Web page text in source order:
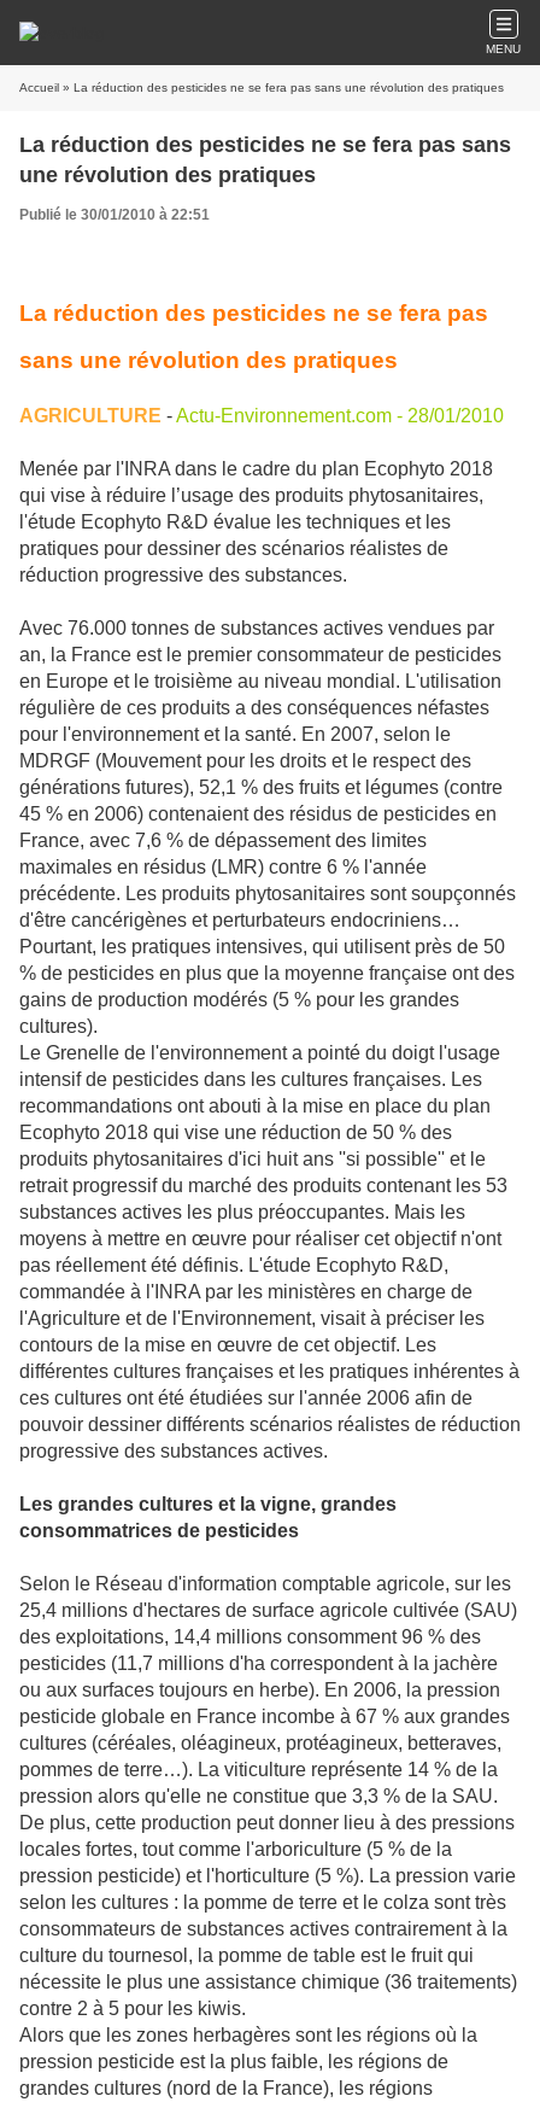
MENU
Accueil » La réduction des pesticides ne se fera pas sans une révolution des pratiques
La réduction des pesticides ne se fera pas sans
une révolution des pratiques
Publié le 30/01/2010 à 22:51
La réduction des pesticides ne se fera pas
sans une révolution des pratiques
AGRICULTURE -Actu-Environnement.com - 28/01/2010
Menée par l'INRA dans le cadre du plan Ecophyto 2018
qui vise à réduire l’usage des produits phytosanitaires,
l'étude Ecophyto R&D évalue les techniques et les
pratiques pour dessiner des scénarios réalistes de
réduction progressive des substances.
Avec 76.000 tonnes de substances actives vendues par
an, la France est le premier consommateur de pesticides
en Europe et le troisième au niveau mondial. L'utilisation
régulière de ces produits a des conséquences néfastes
pour l'environnement et la santé. En 2007, selon le
MDRGF (Mouvement pour les droits et le respect des
générations futures), 52,1 % des fruits et légumes (contre
45 % en 2006) contenaient des résidus de pesticides en
France, avec 7,6 % de dépassement des limites
maximales en résidus (LMR) contre 6 % l'année
précédente. Les produits phytosanitaires sont soupçonnés
d'être cancérigènes et perturbateurs endocriniens…
Pourtant, les pratiques intensives, qui utilisent près de 50
% de pesticides en plus que la moyenne française ont des
gains de production modérés (5 % pour les grandes
cultures).
Le Grenelle de l'environnement a pointé du doigt l'usage
intensif de pesticides dans les cultures françaises. Les
recommandations ont abouti à la mise en place du plan
Ecophyto 2018 qui vise une réduction de 50 % des
produits phytosanitaires d'ici huit ans ''si possible'' et le
retrait progressif du marché des produits contenant les 53
substances actives les plus préoccupantes. Mais les
moyens à mettre en œuvre pour réaliser cet objectif n'ont
pas réellement été définis. L'étude Ecophyto R&D,
commandée à l'INRA par les ministères en charge de
l'Agriculture et de l'Environnement, visait à préciser les
contours de la mise en œuvre de cet objectif. Les
différentes cultures françaises et les pratiques inhérentes à
ces cultures ont été étudiées sur l'année 2006 afin de
pouvoir dessiner différents scénarios réalistes de réduction
progressive des substances actives.
Les grandes cultures et la vigne, grandes
consommatrices de pesticides
Selon le Réseau d'information comptable agricole, sur les
25,4 millions d'hectares de surface agricole cultivée (SAU)
des exploitations, 14,4 millions consomment 96 % des
pesticides (11,7 millions d'ha correspondent à la jachère
ou aux surfaces toujours en herbe). En 2006, la pression
pesticide globale en France incombe à 67 % aux grandes
cultures (céréales, oléagineux, protéagineux, betteraves,
pommes de terre…). La viticulture représente 14 % de la
pression alors qu'elle ne constitue que 3,3 % de la SAU.
De plus, cette production peut donner lieu à des pressions
locales fortes, tout comme l'arboriculture (5 % de la
pression pesticide) et l'horticulture (5 %). La pression varie
selon les cultures : la pomme de terre et le colza sont très
consommateurs de substances actives contrairement à la
culture du tournesol, la pomme de table est le fruit qui
nécessite le plus une assistance chimique (36 traitements)
contre 2 à 5 pour les kiwis.
Alors que les zones herbagères sont les régions où la
pression pesticide est la plus faible, les régions de
grandes cultures (nord de la France), les régions